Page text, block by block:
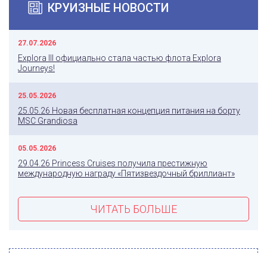
КРУИЗНЫЕ НОВОСТИ
27.07.2026
Explora III официально стала частью флота Explora
Journeys!
25.05.2026
25.05.26 Новая бесплатная концепция питания на борту
MSC Grandiosa
05.05.2026
29.04.26 Princess Cruises получила престижную
международную награду «Пятизвездочный бриллиант»
ЧИТАТЬ БОЛЬШЕ